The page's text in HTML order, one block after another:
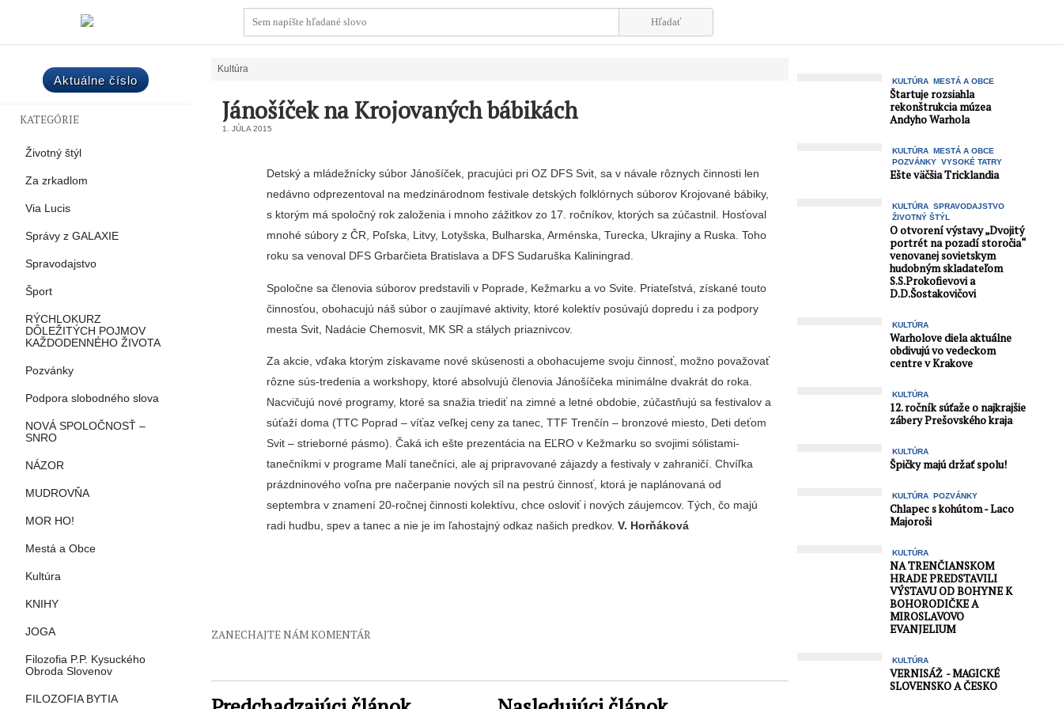
Aktuálne číslo
KATEGÓRIE
Životný štýl
Za zrkadlom
Via Lucis
Správy z GALAXIE
Spravodajstvo
Šport
RÝCHLOKURZ
DÔLEŽITÝCH POJMOV
KAŽDODENNÉHO ŽIVOTA
Pozvánky
Podpora slobodného slova
NOVÁ SPOLOČNOSŤ –
SNRO
NÁZOR
MUDROVŇA
MOR HO!
Mestá a Obce
Kultúra
KNIHY
JOGA
Filozofia P.P. Kysuckého
Obroda Slovenov
FILOZOFIA BYTIA
Kultúra
Jánošíček na Krojovaných bábikách
1. JÚLA 2015
Detský a mládežnícky sú­bor Jánošíček, pracujúci pri OZ DFS Svit, sa v návale rôznych činnosti len
nedáv­no odprezentoval na me­dzinárodnom festivale det­ských folklórnych súborov Krojované bábiky,
s ktorým má spoločný rok založenia i mnoho zážitkov zo 17. ročníkov, ktorých sa zúčast­nil. Hosťoval
mnohé súbory z ČR, Poľska, Litvy, Lotyš­ska, Bulharska, Arménska, Turecka, Ukrajiny a Ruska. Toho
roku sa venoval DFS Grbarčieta Bratislava a DFS Sudaruška Kaliningrad.
Spoločne sa členovia sú­borov predstavili v Poprade, Kežmarku a vo Svite. Priateľstvá, získané touto
činnosťou, obohacujú náš súbor o zaujímavé aktivity, ktoré kolek­tív posúvajú dopredu i za podpory
mesta Svit, Nadácie Chemosvit, MK SR a stálych priaznivcov.
Za akcie, vďaka ktorým získavame nové skúsenosti a obohacujeme svoju činnosť, možno považovať
rôzne sús-tredenia a workshopy, ktoré absolvujú členovia Jánošíčeka minimálne dvakrát do roka.
Nacvičujú nové programy, ktoré sa snažia triediť na zim­né a letné obdobie, zúčastňu­jú sa festivalov a
súťaží doma (TTC Poprad – víťaz veľkej ceny za tanec, TTF Trenčín – bronzové miesto, Deti de­ťom
Svit – strieborné pásmo). Čaká ich ešte prezentácia na EĽRO v Kežmarku so svo­jimi sólistami-
tanečníkmi v programe Malí tanečníci, ale aj pripravované zájazdy a fes­tivaly v zahraničí. Chvíľka
prázdninového voľna pre na­čerpanie nových síl na pestrú činnosť, ktorá je napláno­vaná od
septembra v zname­ní 20-ročnej činnosti kolektí­vu, chce osloviť i nových záujemcov. Tých, čo majú
radi hudbu, spev a tanec a nie je im ľahostajný odkaz našich predkov.V. Horňáková
ZANECHAJTE NÁM KOMENTÁR
KULTÚRA MESTÁ A OBCE
Štartuje rozsiahla
rekonštrukcia múzea
Andyho Warhola
KULTÚRA MESTÁ A OBCE
POZVÁNKY VYSOKÉ TATRY
Ešte väčšia Tricklandia
KULTÚRA SPRAVODAJSTVO
ŽIVOTNÝ ŠTÝL
O otvorení výstavy „Dvojitý
portrét na pozadí storočia“
venovanej sovietskym
hudobným skladateľom
S.S.Prokofievovi a
D.D.Šostakovičovi
KULTÚRA
Warholove diela aktuálne
obdivujú vo vedeckom
centre v Krakove
KULTÚRA
12. ročník súťaže o najkrajšie
zábery Prešovského kraja
KULTÚRA
Špičky majú držať spolu!
KULTÚRA POZVÁNKY
Chlapec s kohútom - Laco
Majoroši
KULTÚRA
NA TRENČIANSKOM
HRADE PREDSTAVILI
VÝSTAVU OD BOHYNE K
BOHORODIČKE A
MIROSLAVOVO
EVANJELIUM
KULTÚRA
VERNISÁŽ - MAGICKÉ
SLOVENSKO A ČESKO